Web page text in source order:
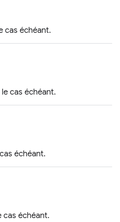
cas échéant.
le cas échéant.
échéant.
cas échéant.